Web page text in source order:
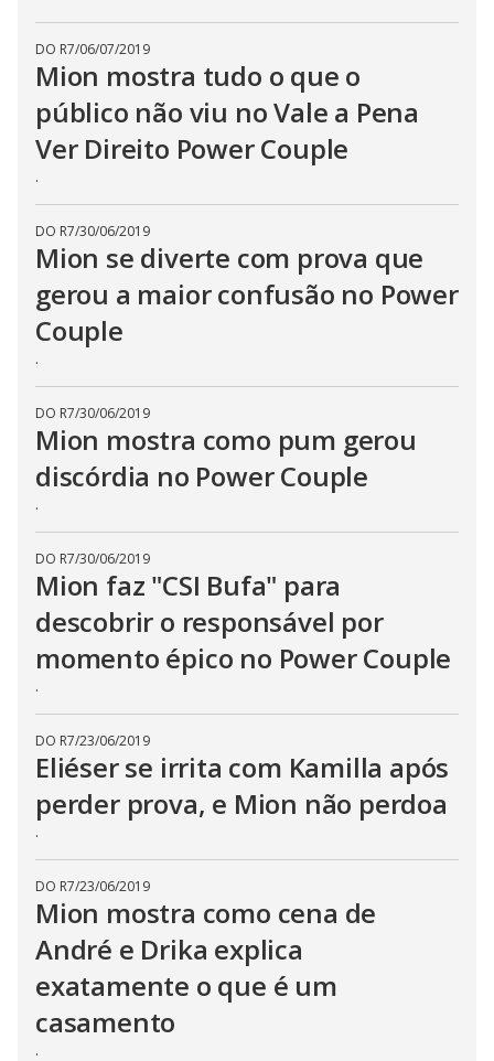
DO R7/06/07/2019
Mion mostra tudo o que o
público não viu no Vale a Pena
Ver Direito Power Couple
.
DO R7/30/06/2019
Mion se diverte com prova que
gerou a maior confusão no Power
Couple
.
DO R7/30/06/2019
Mion mostra como pum gerou
discórdia no Power Couple
.
DO R7/30/06/2019
Mion faz "CSI Bufa" para
descobrir o responsável por
momento épico no Power Couple
.
DO R7/23/06/2019
Eliéser se irrita com Kamilla após
perder prova, e Mion não perdoa
.
DO R7/23/06/2019
Mion mostra como cena de
André e Drika explica
exatamente o que é um
casamento
.